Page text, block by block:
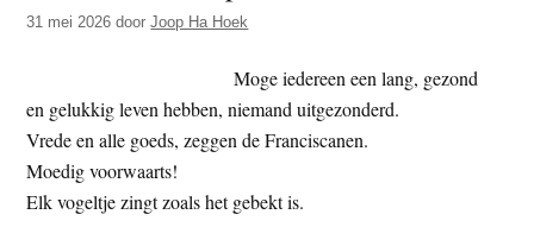
t
e
t
e
31 mei 2026 doorJoop Ha Hoek
Moge iedereen een lang, gezond
en gelukkig leven hebben, niemand uitgezonderd.
Vrede en alle goeds, zeggen de Franciscanen.
Moedig voorwaarts!
Elk vogeltje zingt zoals het gebekt is.